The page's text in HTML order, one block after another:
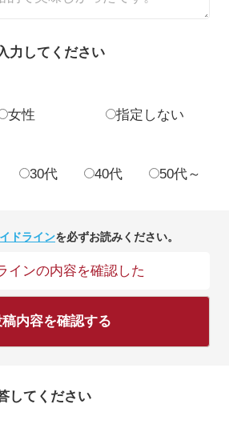
力してください
女性 指定しない
30代 40代 50代～
ドラインを必ずお読みください。
インの内容を確認した
内容を確認する
してください